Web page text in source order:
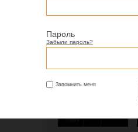
Пароль
Забыли пароль?
Запомнить меня